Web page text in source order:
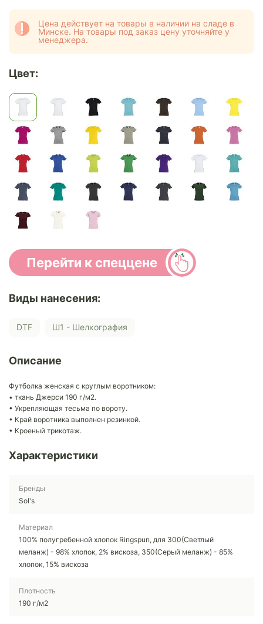
Цена действует на товары в наличии на сладе в
Минске. На товары под заказ цену уточняйте у
менеджера.
Цвет:
Перейти к спеццене
Виды нанесения:
DTF Ш1 - Шелкография
Описание
Футболка женская с круглым воротником:
• ткань Джерси 190 г/м2.
• Укрепляющая тесьма по вороту.
• Край воротника выполнен резинкой.
• Кроеный трикотаж.
Характеристики
Бренды
Sol's
Материал
100% полугребенной хлопок Ringspun, для 300(Светлый
меланж) - 98% хлопок, 2% вискоза, 350(Серый меланж) - 85%
хлопок, 15% вискоза
Плотность
190 г/м2